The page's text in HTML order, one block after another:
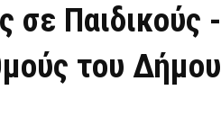
σε Παιδικούς -
του Δήμου